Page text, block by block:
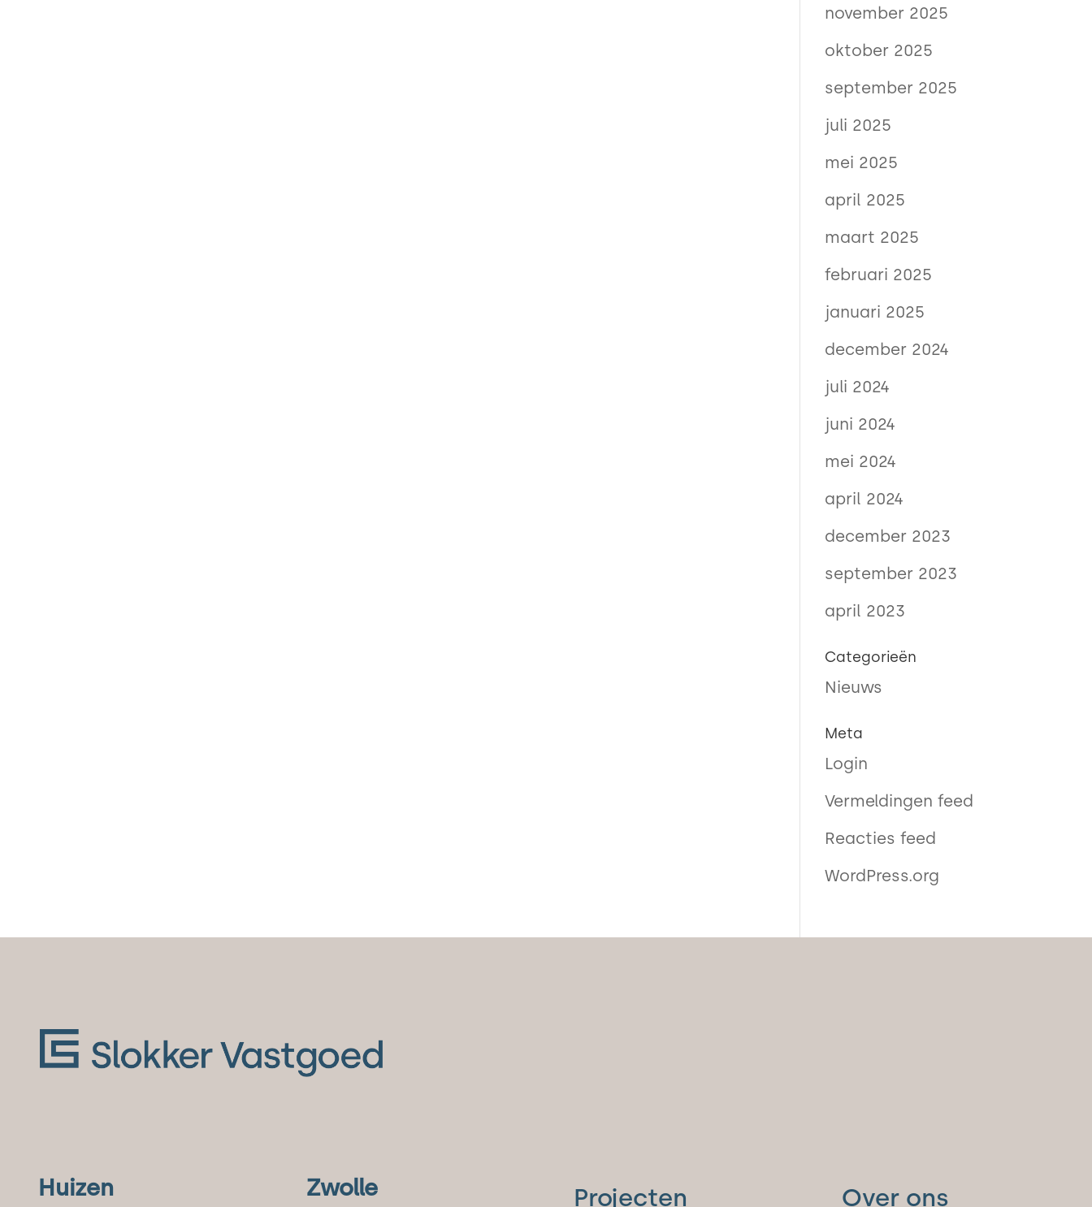
november 2025
oktober 2025
september 2025
juli 2025
mei 2025
april 2025
maart 2025
februari 2025
januari 2025
december 2024
juli 2024
juni 2024
mei 2024
april 2024
december 2023
september 2023
april 2023
Categorieën
Nieuws
Meta
Login
Vermeldingen feed
Reacties feed
WordPress.org
Huizen Zwolle Projecten Over ons